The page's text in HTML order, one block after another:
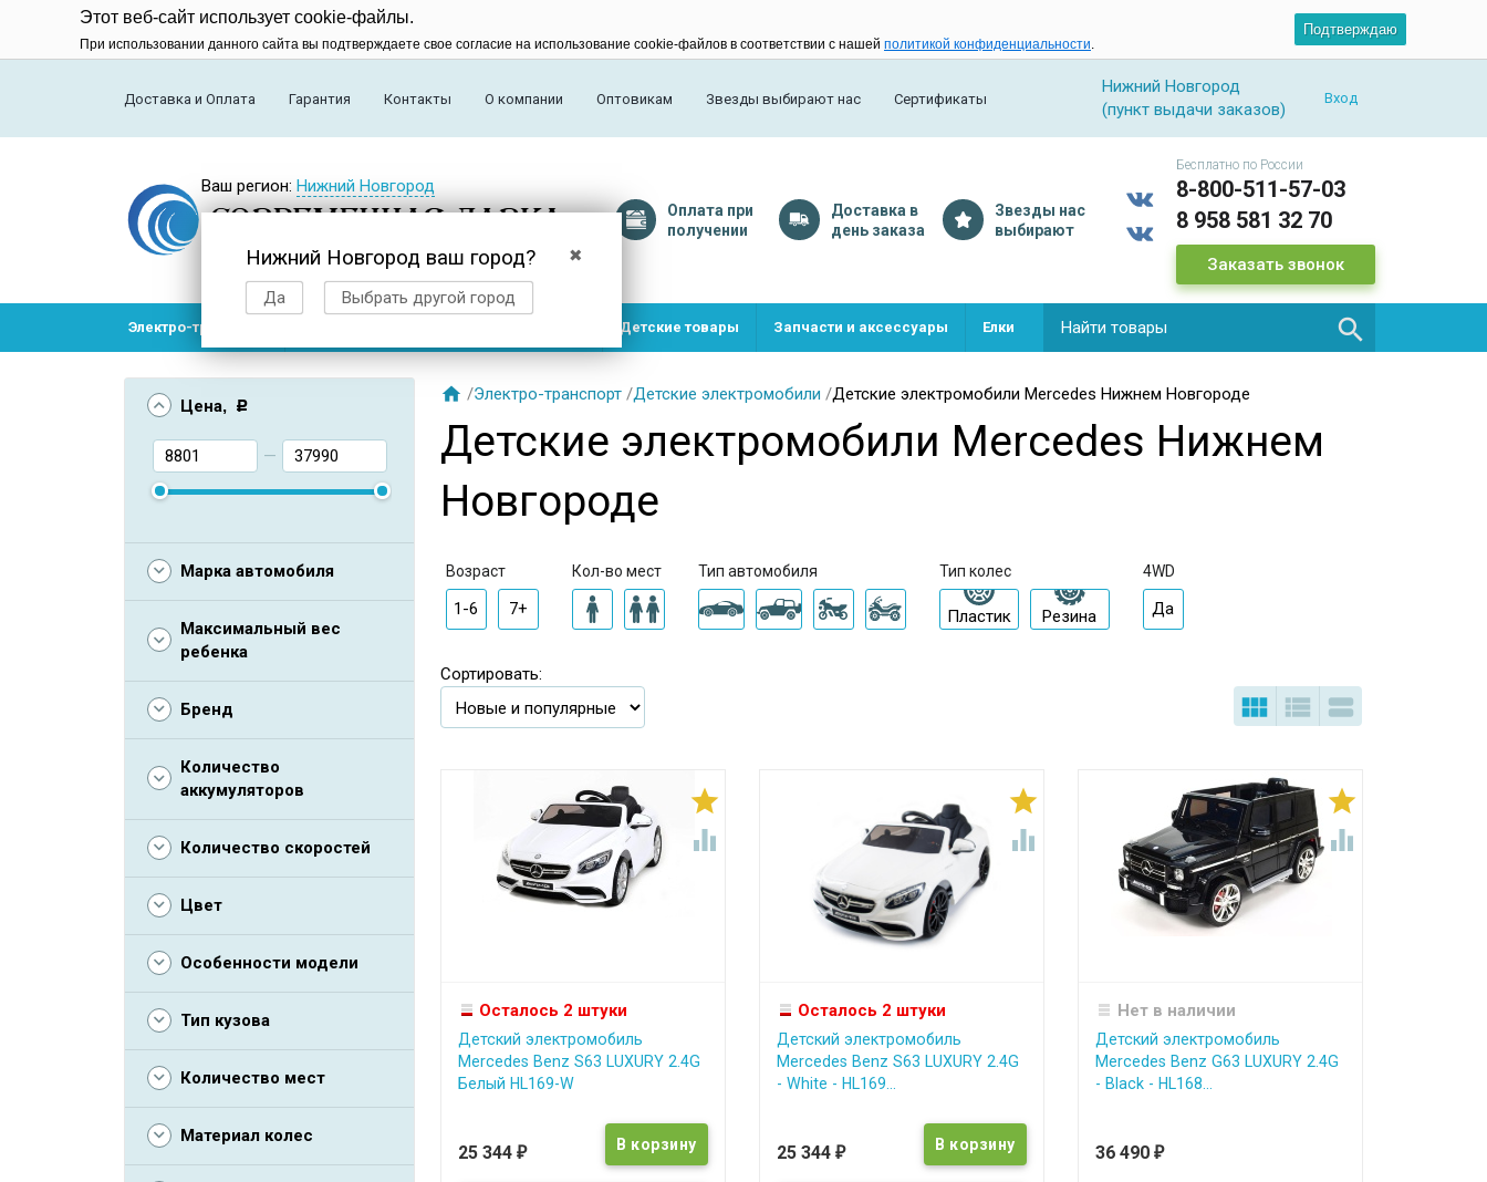
Этот веб-сайт использует cookie-файлы.
При использовании данного сайта вы подтверждаете свое согласие на использование cookie-файлов в соответствии с нашей политикой конфиденциальности.
Подтверждаю
Доставка и Оплата Гарантия Контакты О компании Оптовикам Звезды выбирают нас Сертификаты
Нижний Новгород
(пункт выдачи заказов)
Вход
Ваш регион:Нижний Новгород
✖
Нижний Новгород ваш город?
Да Выбрать другой город
Оплата при
получении
Доставка в
день заказа
Звезды нас
выбирают
Бесплатно по России
8-800-511-57-03
8 958 581 32 70
Заказать звонок
Электро-транспорт Детские товары Запчасти и аксессуары Елки 
Цена , Р
—
Марка автомобиля
Максимальный вес
ребенка
Бренд
Количество
аккумуляторов
Количество скоростей
Цвет
Особенности модели
Тип кузова
Количество мест
Материал колес
 /Электро-транспорт /Детские электромобили /Детские электромобили Mercedes Нижнем Новгороде
Детские электромобили Mercedes Нижнем
Новгороде
Возраст
1-6 7+
Кол-во мест Тип автомобиля Тип колес
Пластик Резина
4WD
Да
Сортировать:
  


Осталось 2 штуки
Детский электромобиль
Mercedes Benz S63 LUXURY 2.4G
Белый HL169-W
25 344 ₽


Осталось 2 штуки
Детский электромобиль
Mercedes Benz S63 LUXURY 2.4G
- White - HL169...
25 344 ₽


Нет в наличии
Детский электромобиль
Mercedes Benz G63 LUXURY 2.4G
- Black - HL168...
36 490 ₽